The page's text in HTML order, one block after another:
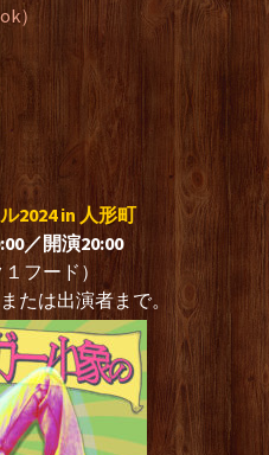
）
2024 in 人形町
／開演20:00
フード）
または出演者まで。